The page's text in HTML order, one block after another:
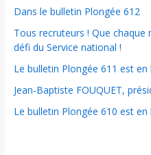
Dans le bulletin Plongée 612
Tous recruteurs ! Que chaque
défi du Service national !
Le bulletin Plongée 611 est en
Jean-Baptiste FOUQUET,
Le bulletin Plongée 610 est en